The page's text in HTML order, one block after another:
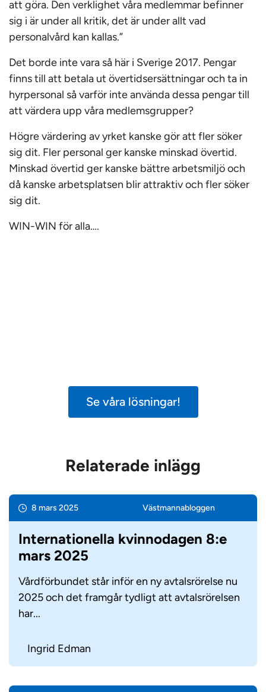
att göra. Den verklighet våra medlemmar befinner
sig i är under all kritik, det är under allt vad
personalvård kan kallas.”
Det borde inte vara så här i Sverige 2017. Pengar
finns till att betala ut övertidsersättningar och ta in
hyrpersonal så varför inte använda dessa pengar till
att värdera upp våra medlemsgrupper?
Högre värdering av yrket kanske gör att fler söker
sig dit. Fler personal ger kanske minskad övertid.
Minskad övertid ger kanske bättre arbetsmiljö och
då kanske arbetsplatsen blir attraktiv och fler söker
sig dit.
WIN-WIN för alla….
Se våra lösningar!
Relaterade inlägg
8 mars 2025 Västmanna­bloggen
Internationella kvinnodagen 8:e
mars 2025
Vårdförbundet står inför en ny avtalsrörelse nu
2025 och det framgår tydligt att avtalsrörelsen
har...
Ingrid Edman